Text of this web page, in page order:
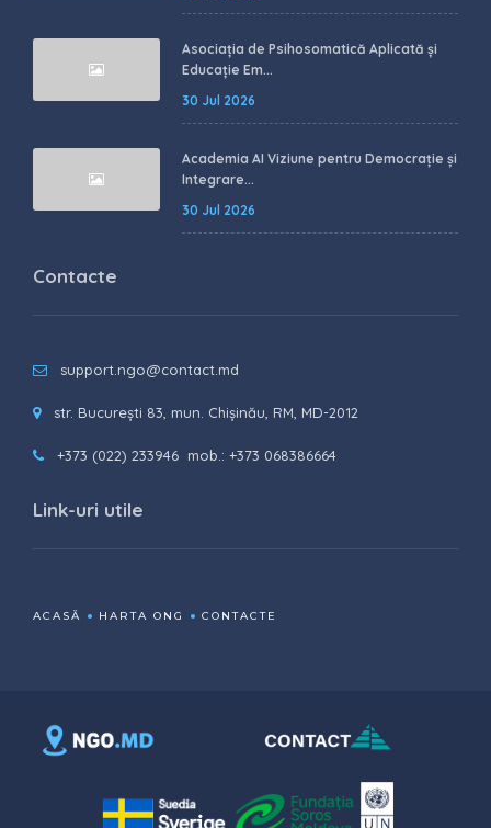
Asociația de Psihosomatică Aplicată și
Educație Em...
30 Jul 2026
Academia AI Viziune pentru Democrație și
Integrare...
30 Jul 2026
Contacte
support.ngo@contact.md
str. București 83, mun. Chișinău, RM, MD-2012
+373 (022) 233946 mob.: +373 068386664
Link-uri utile
ACASĂ HARTA ONG CONTACTE